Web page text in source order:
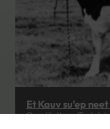
Et Kauv su’ep neet
Das Kalb soff